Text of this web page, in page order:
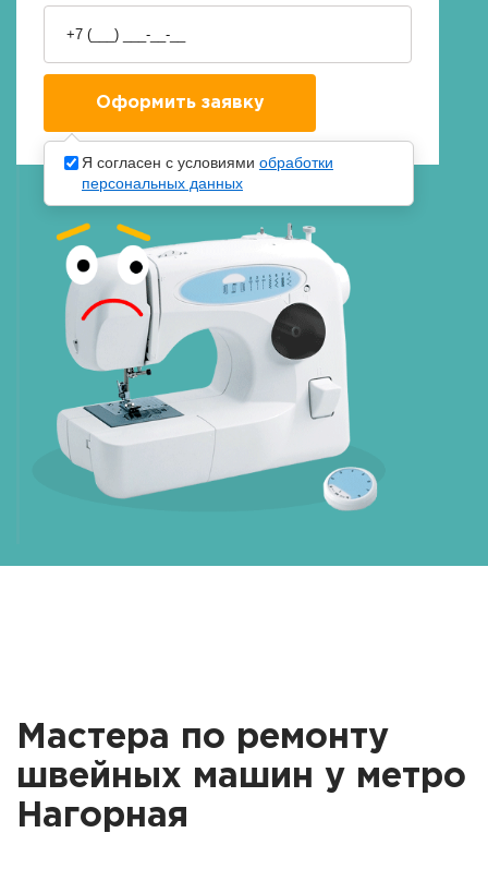
Мастера по ремонту
швейных машин у метро
Нагорная
Я согласен с условиями обработки
персональных данных